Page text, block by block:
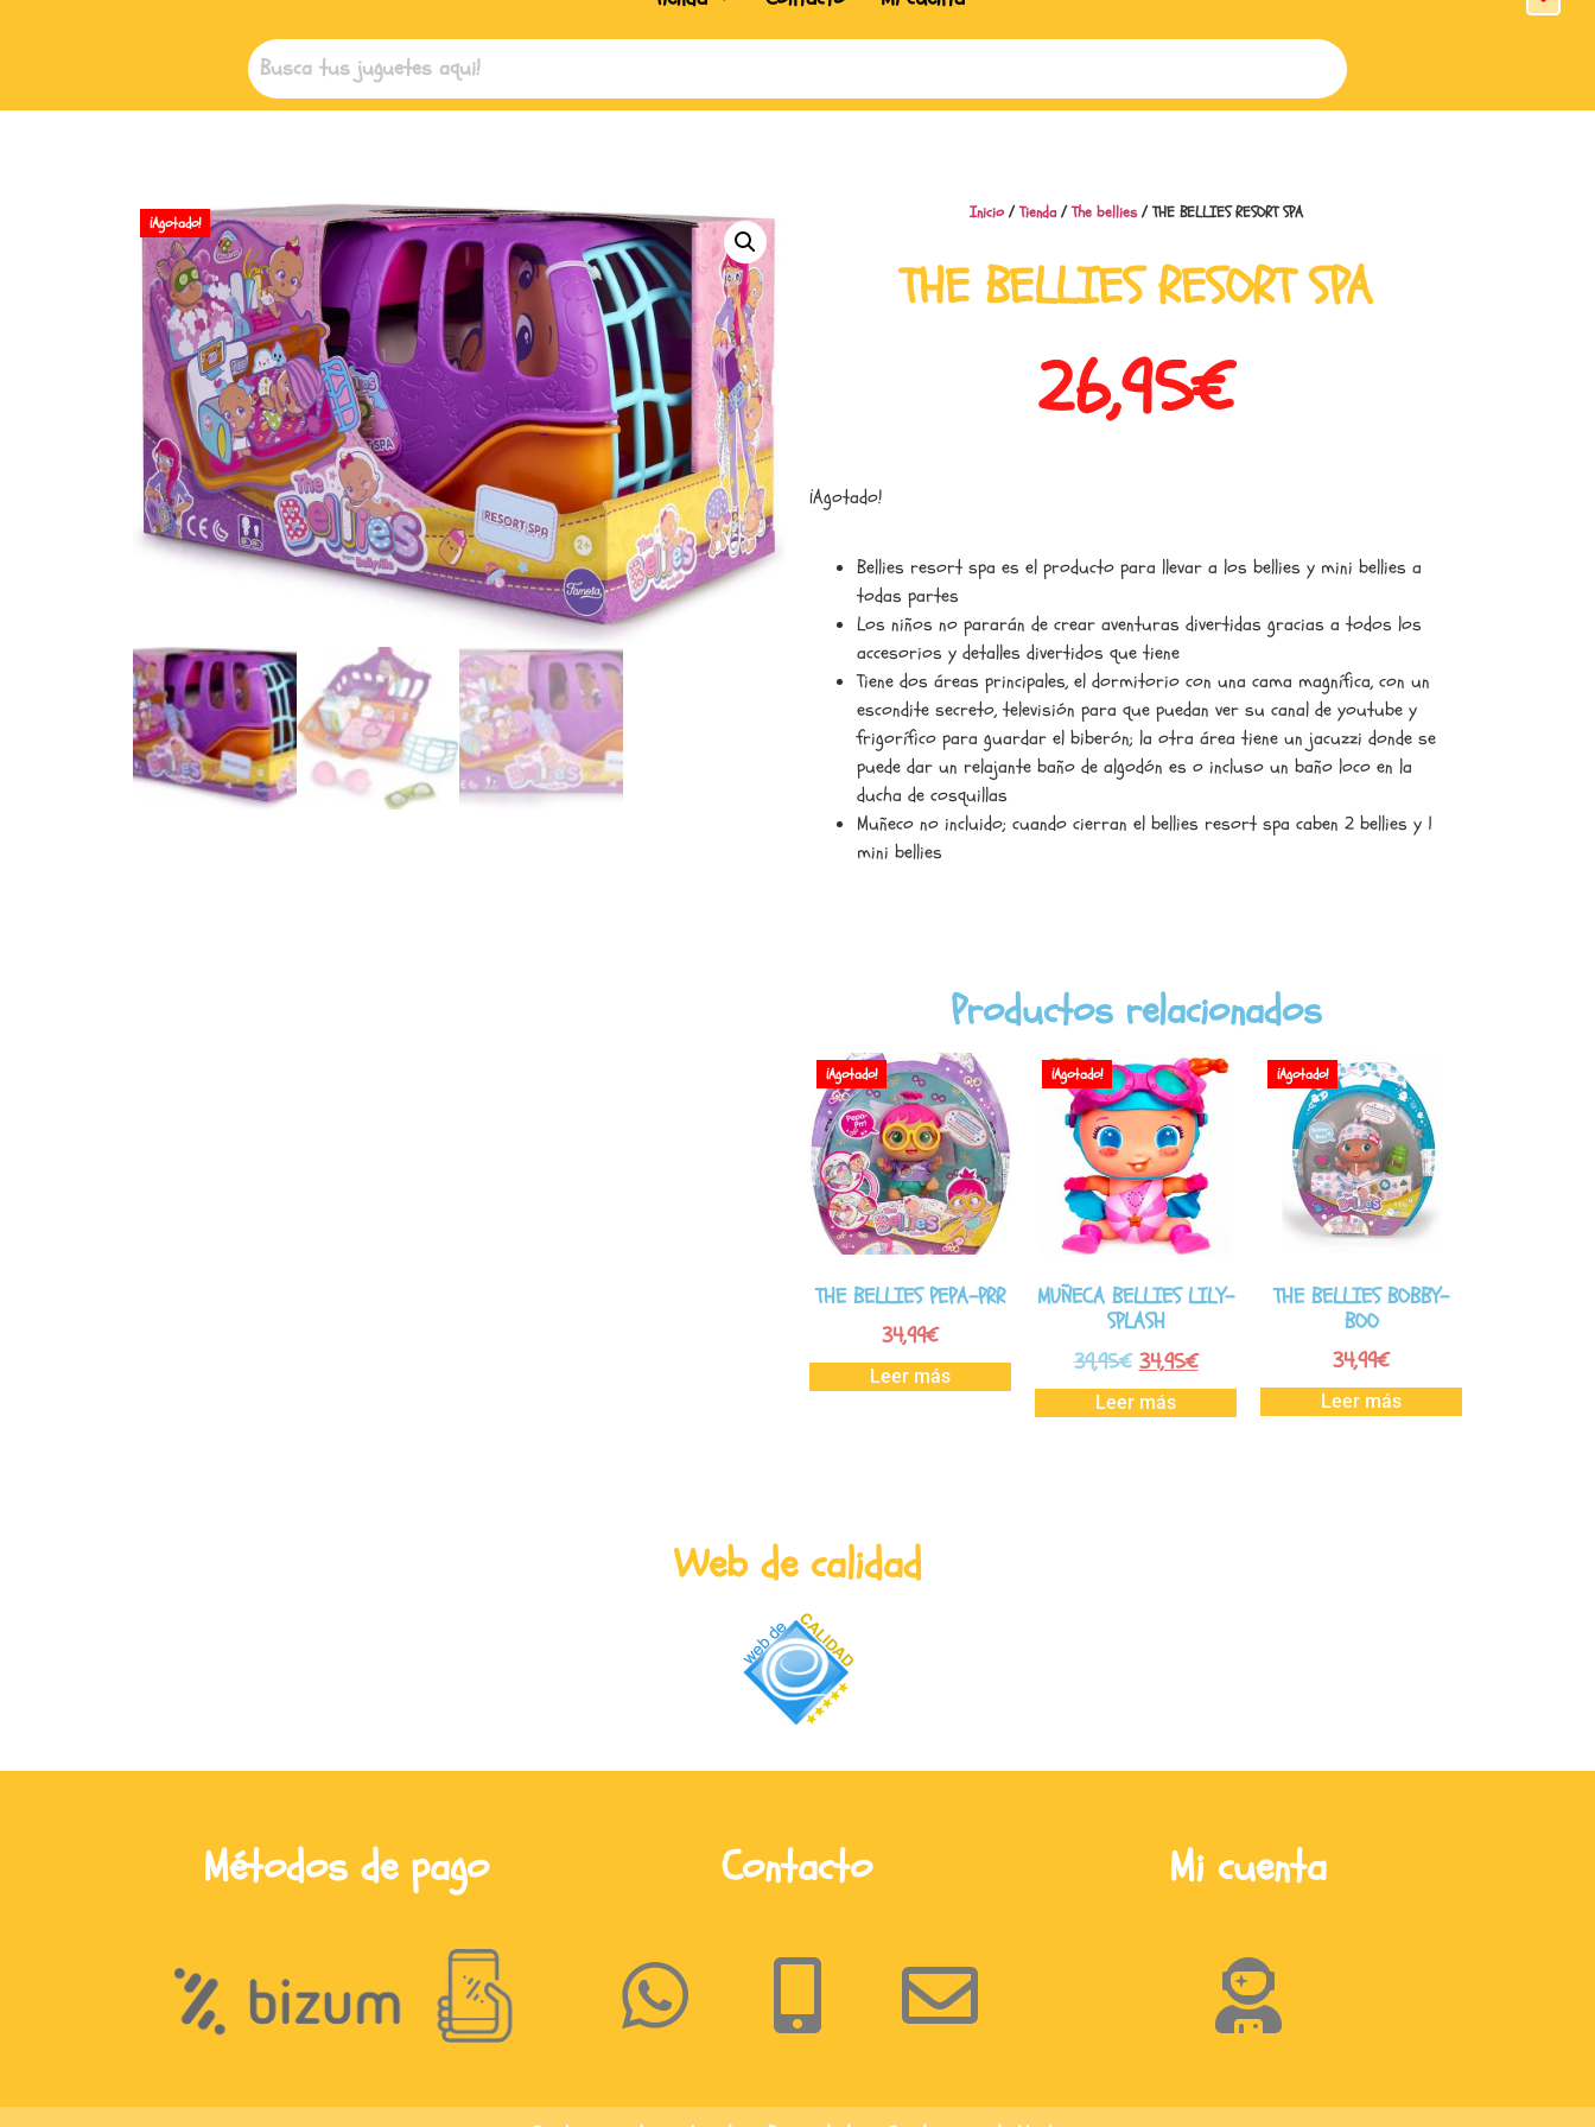
¡Agotado! Inicio/Tienda/The bellies/ THE BELLIES RESORT SPA
THE BELLIES RESORT SPA
26,95€
¡Agotado!
Bellies resort spa es el producto para llevar a los bellies y mini bellies a
todas partes
Los niños no pararán de crear aventuras divertidas gracias a todos los
accesorios y detalles divertidos que tiene
Tiene dos áreas principales, el dormitorio con una cama magnífica, con un
escondite secreto, televisión para que puedan ver su canal de youtube y
frigorífico para guardar el biberón; la otra área tiene un jacuzzi donde se
puede dar un relajante baño de algodón es o incluso un baño loco en la
ducha de cosquillas
Muñeco no incluido; cuando cierran el bellies resort spa caben 2 bellies y 1
mini bellies
Productos relacionados
¡Agotado!
THE BELLIES PEPA-PRR
34,99€
Leer más
¡Agotado!
MUÑECA BELLIES LILY-
SPLASH
39,95€ 34,95€
Leer más
¡Agotado!
THE BELLIES BOBBY-
BOO
34,99€
Leer más
Web de calidad
Métodos de pago Contacto Mi cuenta